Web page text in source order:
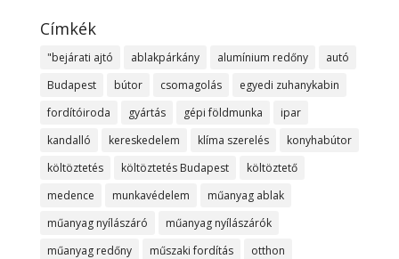
Címkék
"bejárati ajtó ablakpárkány alumínium redőny
autó
Budapest
bútor csomagolás
egyedi zuhanykabin
fordítóiroda
gyártás gépi földmunka
ipar
kandalló
kereskedelem klíma szerelés
konyhabútor
költöztetés
költöztetés Budapest
költöztető
medence
munkavédelem
műanyag ablak
műanyag nyílászáró
műanyag nyílászárók
műanyag redőny
műszaki fordítás
otthon